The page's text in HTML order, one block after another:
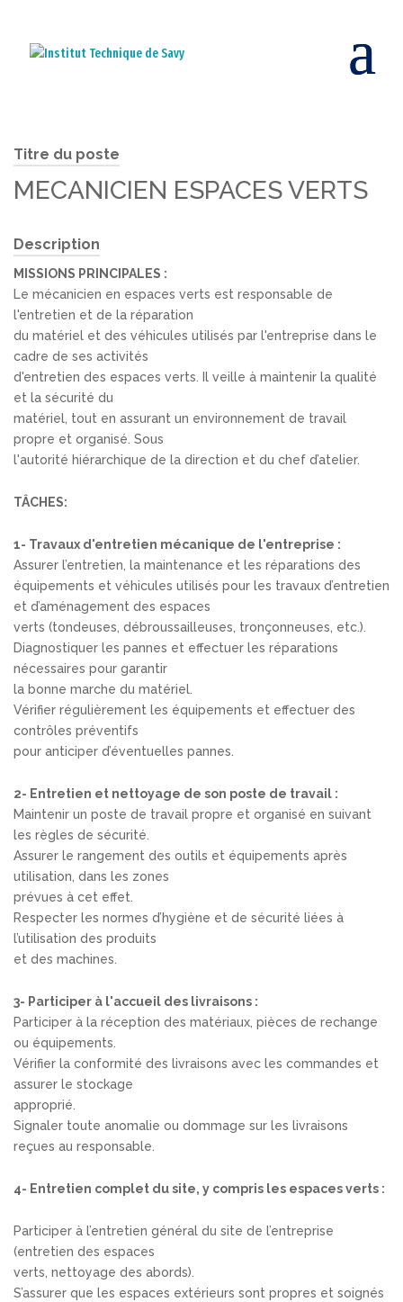
Titre du poste
MECANICIEN ESPACES VERTS
Description
MISSIONS PRINCIPALES :
Le mécanicien en espaces verts est responsable de
l'entretien et de la réparation
du matériel et des véhicules utilisés par l'entreprise dans le
cadre de ses activités
d'entretien des espaces verts. Il veille à maintenir la qualité
et la sécurité du
matériel, tout en assurant un environnement de travail
propre et organisé. Sous
l'autorité hiérarchique de la direction et du chef d’atelier.
TÂCHES:
1- Travaux d'entretien mécanique de l'entreprise :
Assurer l’entretien, la maintenance et les réparations des
équipements et véhicules utilisés pour les travaux d’entretien
et d’aménagement des espaces
verts (tondeuses, débroussailleuses, tronçonneuses, etc.).
Diagnostiquer les pannes et effectuer les réparations
nécessaires pour garantir
la bonne marche du matériel.
Vérifier régulièrement les équipements et effectuer des
contrôles préventifs
pour anticiper d’éventuelles pannes.
2- Entretien et nettoyage de son poste de travail :
Maintenir un poste de travail propre et organisé en suivant
les règles de sécurité.
Assurer le rangement des outils et équipements après
utilisation, dans les zones
prévues à cet effet.
Respecter les normes d’hygiène et de sécurité liées à
l’utilisation des produits
et des machines.
3- Participer à l'accueil des livraisons :
Participer à la réception des matériaux, pièces de rechange
ou équipements.
Vérifier la conformité des livraisons avec les commandes et
assurer le stockage
approprié.
Signaler toute anomalie ou dommage sur les livraisons
reçues au responsable.
4- Entretien complet du site, y compris les espaces verts :
Participer à l’entretien général du site de l’entreprise
(entretien des espaces
verts, nettoyage des abords).
S’assurer que les espaces extérieurs sont propres et soignés